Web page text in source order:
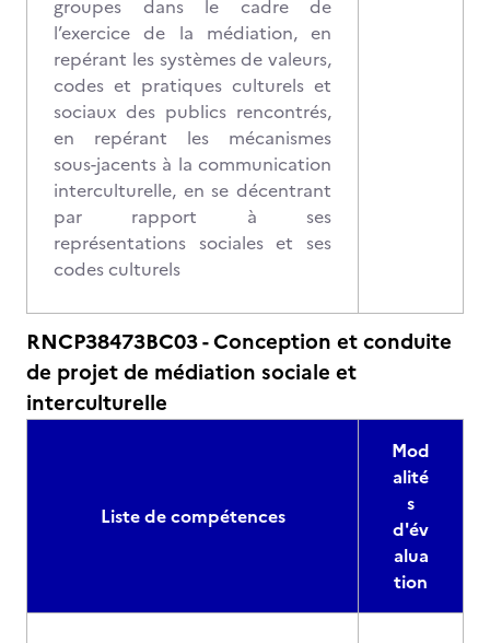
groupes dans le cadre de
l’exercice de la médiation, en
repérant les systèmes de valeurs,
codes et pratiques culturels et
sociaux des publics rencontrés,
en repérant les mécanismes
sous-jacents à la communication
interculturelle, en se décentrant
par rapport à ses
représentations sociales et ses
codes culturels
RNCP38473BC03 - Conception et conduite
de projet de médiation sociale et
interculturelle
Liste de compétences
Mod
alité
s
d'év
alua
tion